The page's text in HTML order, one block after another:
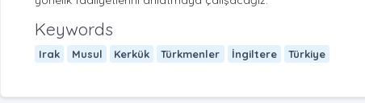
Keywords
Irak Musul Kerkük Türkmenler İngiltere Türkiye